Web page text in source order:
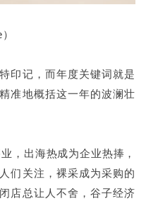
印记，而年度关键词就是
准地概括这一年的波澜壮
，出海热成为企业热捧，
们关注，裸采成为采购的
店总让人不舍，谷子经济